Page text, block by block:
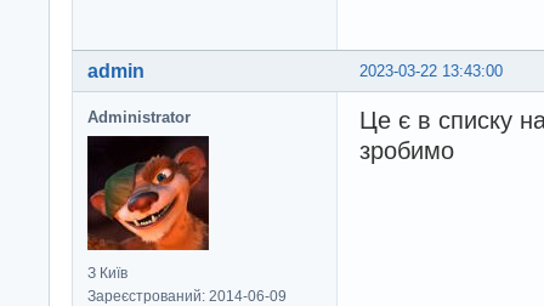
2023-03-22 13:43:00
admin
Administrator
З Київ
Зареєстрований: 2014-06-09
Це є в списку
зробимо